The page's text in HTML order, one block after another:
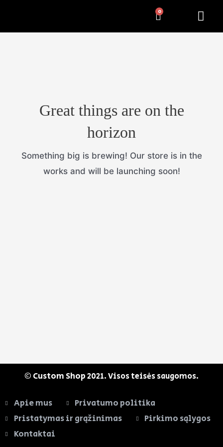
Cart
Great things are on the
horizon
Something big is brewing! Our store is in the
works and will be launching soon!
© Custom Shop2021. Visos teisės saugomos.
Apie mus
Privatumo politika
Pristatymas ir grąžinimas
Pirkimo sąlygos
Kontaktai